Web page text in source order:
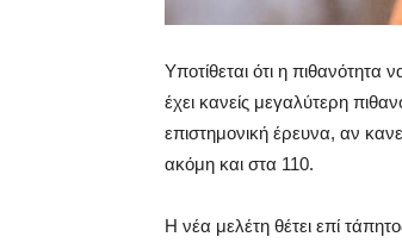
Yποτίθεται ότι η
έχει κανείς μεγαλύτερη
επιστημονική έρευνα, αν
ακόμη και στα 110.
Η νέα μελέτη θέτει επί